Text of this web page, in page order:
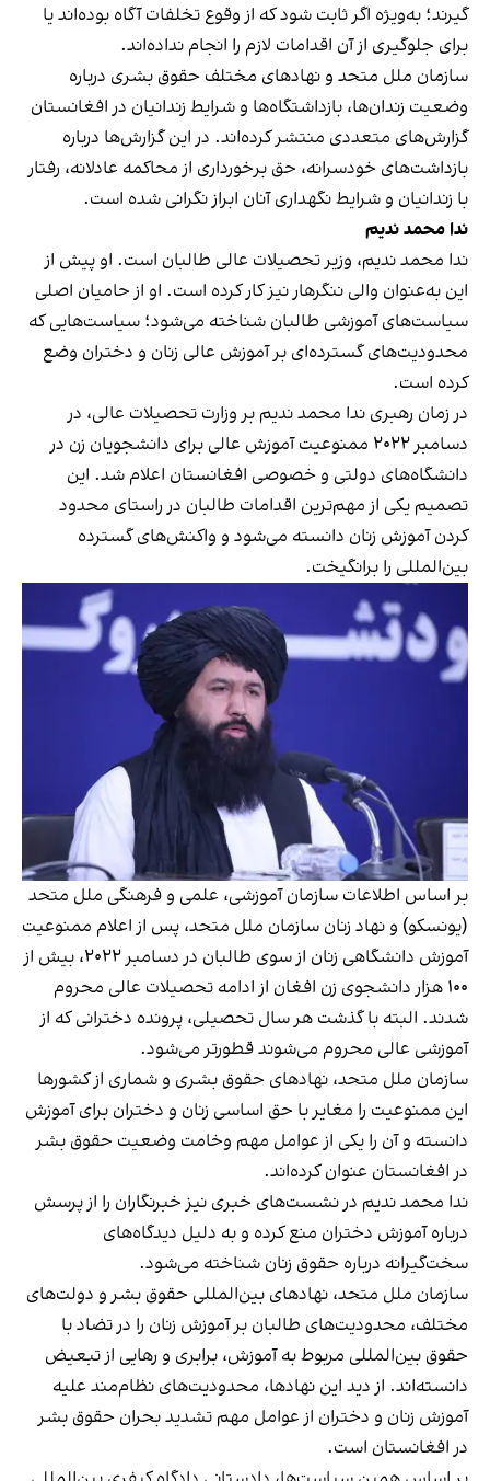
گیرند؛ به‌ویژه اگر ثابت شود که از وقوع تخلفات آگاه بوده‌اند یا
برای جلوگیری از آن اقدامات لازم را انجام نداده‌اند.
سازمان ملل متحد و نهادهای مختلف حقوق بشری درباره
وضعیت زندان‌ها، بازداشتگاه‌ها و شرایط زندانیان در افغانستان
گزارش‌های متعددی منتشر کرده‌اند. در این گزارش‌ها درباره
بازداشت‌های خودسرانه، حق برخورداری از محاکمه عادلانه، رفتار
با زندانیان و شرایط نگهداری آنان ابراز نگرانی شده است.
ندا محمد ندیم
ندا محمد ندیم، وزیر تحصیلات عالی طالبان است. او پیش از
این به‌عنوان والی ننگرهار نیز کار کرده است. او از حامیان اصلی
سیاست‌های آموزشی طالبان شناخته می‌شود؛ سیاست‌هایی که
محدودیت‌های گسترده‌ای بر آموزش عالی زنان و دختران وضع
کرده است.
در زمان رهبری ندا محمد ندیم بر وزارت تحصیلات عالی، در
دسامبر ۲۰۲۲ ممنوعیت آموزش عالی برای دانشجویان زن در
دانشگاه‌های دولتی و خصوصی افغانستان اعلام شد. این
تصمیم یکی از مهم‌ترین اقدامات طالبان در راستای محدود
کردن آموزش زنان دانسته می‌شود و واکنش‌های گسترده
بین‌المللی را برانگیخت.
بر اساس اطلاعات سازمان آموزشی، علمی و فرهنگی ملل متحد
(یونسکو) و نهاد زنان سازمان ملل متحد، پس از اعلام ممنوعیت
آموزش دانشگاهی زنان از سوی طالبان در دسامبر ۲۰۲۲، بیش از
۱۰۰ هزار دانشجوی زن افغان از ادامه تحصیلات عالی محروم
شدند. البته با گذشت هر سال تحصیلی، پرونده دخترانی که از
آموزشی عالی محروم می‌شوند قطورتر می‌شود.
سازمان ملل متحد، نهادهای حقوق بشری و شماری از کشورها
این ممنوعیت را مغایر با حق اساسی زنان و دختران برای آموزش
دانسته و آن را یکی از عوامل مهم وخامت وضعیت حقوق بشر
در افغانستان عنوان کرده‌اند.
ندا محمد ندیم در نشست‌های خبری نیز خبرنگاران را از پرسش
درباره آموزش دختران منع کرده و به دلیل دیدگاه‌های
سخت‌گیرانه درباره حقوق زنان شناخته می‌شود.
سازمان ملل متحد، نهادهای بین‌المللی حقوق بشر و دولت‌های
مختلف، محدودیت‌های طالبان بر آموزش زنان را در تضاد با
حقوق بین‌المللی مربوط به آموزش، برابری و رهایی از تبعیض
دانسته‌اند. از دید این نهادها، محدودیت‌های نظام‌مند علیه
آموزش زنان و دختران از عوامل مهم تشدید بحران حقوق بشر
در افغانستان است.